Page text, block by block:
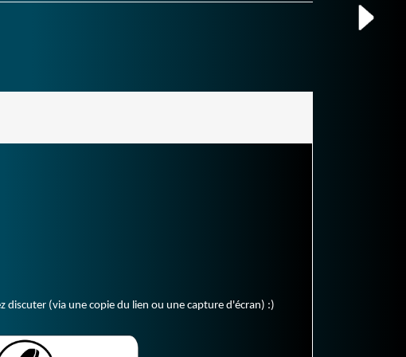
discuter (via une copie du lien ou une capture d'écran) :)